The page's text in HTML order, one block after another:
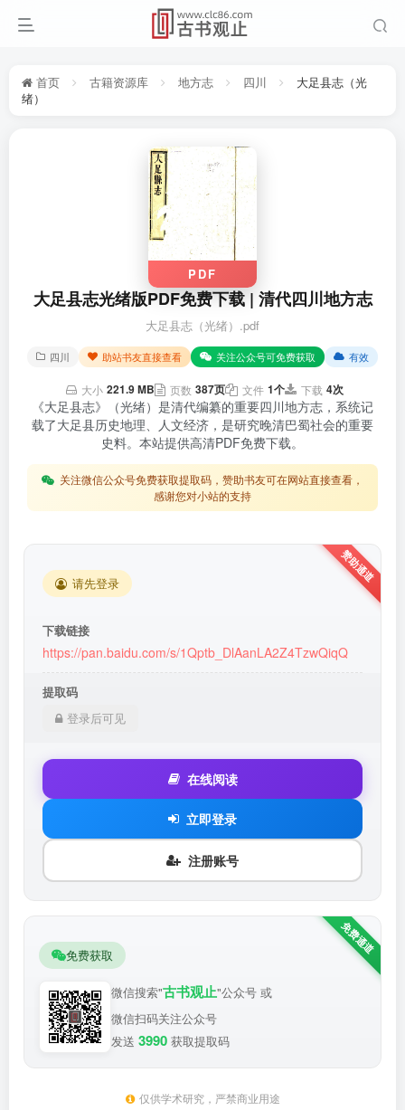
首页 古籍资源库 地方志 四川
大足县志（光
绪）
PDF
大足县志光绪版PDF免费下载 | 清代四川地方志
大足县志（光绪）.pdf
四川 助站书友直接查看 关注公众号可免费获取 有效
大小 221.9 MB 页数 387页 文件 1个 下载 4次
《大足县志》（光绪）是清代编纂的重要四川地方志，系统记
载了大足县历史地理、人文经济，是研究晚清巴蜀社会的重要
史料。本站提供高清PDF免费下载。
关注微信公众号免费获取提取码，赞助书友可在网站直接查看，
感谢您对小站的支持
请先登录
下载链接
https://pan.baidu.com/s/1Qptb_DlAanLA2Z4TzwQiqQ
提取码
登录后可见
在线阅读
立即登录
注册账号
免费获取
微信搜索"古书观止"公众号 或
微信扫码关注公众号
发送 3990 获取提取码
仅供学术研究，严禁商业用途